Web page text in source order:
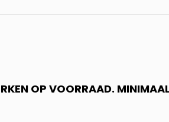
OP VOORRAAD.